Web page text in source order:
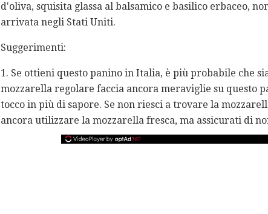
d'oliva, squisita glassa al balsamico e basilico erbaceo,
arrivata negli Stati Uniti.
Suggerimenti:
1. Se ottieni questo panino in Italia, è più probabile che
mozzarella regolare faccia ancora meraviglie su questo
tocco in più di sapore. Se non riesci a trovare la
ancora utilizzare la mozzarella fresca, ma assicurati di